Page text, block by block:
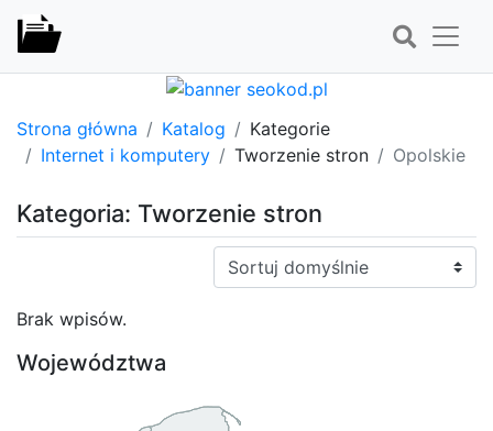
Strona główna Katalog
Kategorie
Internet i komputery
Tworzenie stron Opolskie
Kategoria: Tworzenie stron
Sortuj:
Brak wpisów.
Województwa